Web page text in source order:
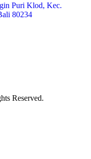
Puri Klod, Kec.
80234
Reserved.